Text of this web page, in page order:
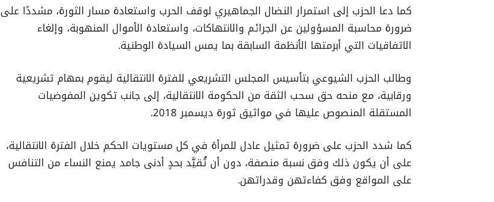
كما دعا الحزب إلى استمرار النضال الجماهيري لوقف الحرب واستعادة مسار الثورة، مشددًا على
ضرورة محاسبة المسؤولين عن الجرائم والانتهاكات، واستعادة الأموال المنهوبة، وإلغاء
الاتفاقيات التي أبرمتها الأنظمة السابقة بما يمس السيادة الوطنية.
وطالب الحزب الشيوعي بتأسيس المجلس التشريعي للفترة الانتقالية ليقوم بمهام تشريعية
ورقابية، مع منحه حق سحب الثقة من الحكومة الانتقالية، إلى جانب تكوين المفوضيات
المستقلة المنصوص عليها في مواثيق ثورة ديسمبر 2018.
كما شدد الحزب على ضرورة تمثيل عادل للمرأة في كل مستويات الحكم خلال الفترة الانتقالية،
على أن يكون ذلك وفق نسبة منصفة، دون أن تُقيَّد بحدٍ أدنى جامد يمنع النساء من التنافس
على المواقع وفق كفاءتهن وقدراتهن.